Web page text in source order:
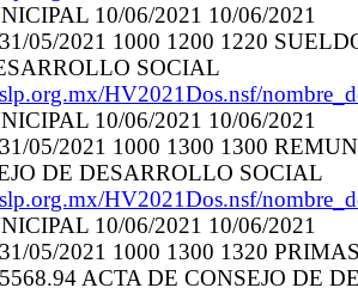
10/06/2021 10/06/2021
05/2021 1000 1200 1220
SOCIAL
HV2021Dos.nsf/
10/06/2021 10/06/2021
05/2021 1000 1300 1300
DE DESARROLLO SOCIAL
HV2021Dos.nsf/
10/06/2021 10/06/2021
05/2021 1000 1300 1320
ACTA DE CONSEJO DE